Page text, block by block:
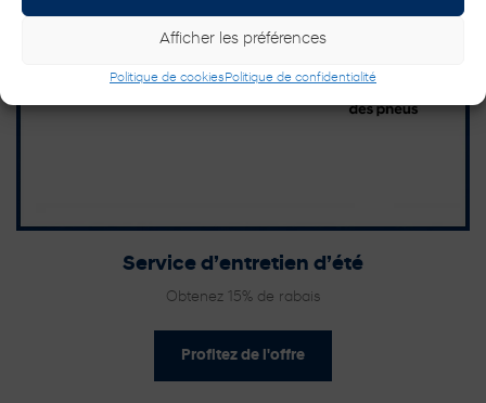
Afficher les préférences
Politique de cookiesPolitique de confidentialité
Service d’entretien d’été
Obtenez 15% de rabais
Profitez de l'offre